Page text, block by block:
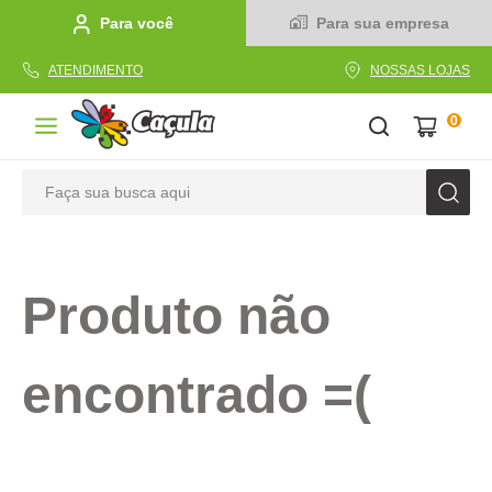
Para você Para sua empresa
ATENDIMENTO NOSSAS LOJAS
0
Produto não
encontrado =(
2º linha
4º tecido